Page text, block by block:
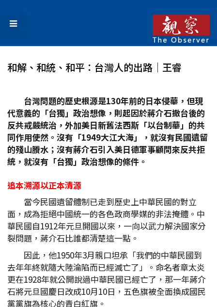
和解、和統、和平：台灣人的出路│王睿
台灣問題的歷史根源是130年前的日本侵華，但現
代意義的「台獨」政治想像，則起因於蔣介石撤台後的
反共戒嚴統治，外加美日新舊法西斯「以台制華」的共
同作用使然。沒有「1949大江大海」，就沒有民國遺留
的殘山賸水；沒有蔣介石引入美日德軍事顧問來反共拒
統，就沒有「台獨」政治想像的條件。
追本溯源以正本清源
當今民國遺留體制已走到歷史上中華民國的對立
面，成為拒絕中國統一的各色政商學媒的非法掩體。中
華民國自1912年元旦開國以來，一向以武力解決國家分
裂問題，蔣介石比誰都清楚這一點。
因此，他1950年3月親口坦承「我們的中華民國到
去年年終就隨大陸淪陷而已經滅亡了」。命名者章太炎
更在1928年就公開說過中華民國已經亡了，那一年蔣介
石將元旦國慶日改成10月10日，五色旗被全面換成國民
黨黨旗為核心的青白紅旗。